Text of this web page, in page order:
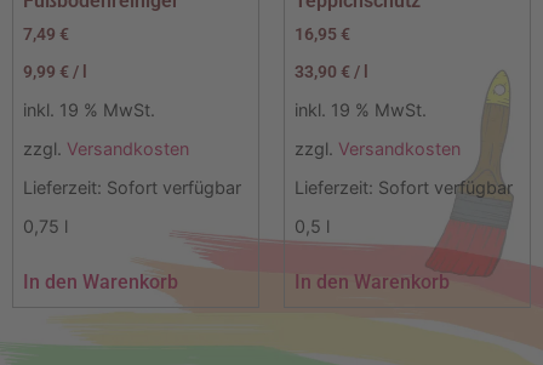
7,49 €
9,99 € /
inkl. 19 % MwSt.
zzgl. Versandkosten
Lieferzeit: Sofort verfügbar
0,75 l
In den Warenkorb
16,95 €
33,90 € /
inkl. 19 % MwSt.
zzgl. Versandkosten
Lieferzeit: Sofort verfügbar
0,5 l
In den Warenkorb